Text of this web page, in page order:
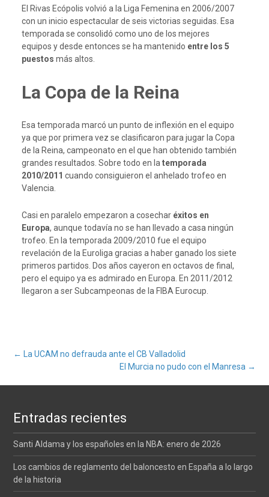
El Rivas Ecópolis volvió a la Liga Femenina en 2006/2007
con un inicio espectacular de seis victorias seguidas. Esa
temporada se consolidó como uno de los mejores
equipos y desde entonces se ha mantenido entre los 5
puestos más altos.
La Copa de la Reina
Esa temporada marcó un punto de inflexión en el equipo
ya que por primera vez se clasificaron para jugar la Copa
de la Reina, campeonato en el que han obtenido también
grandes resultados. Sobre todo en latemporada
2010/2011 cuando consiguieron el anhelado trofeo en
Valencia.
Casi en paralelo empezaron a cosechar éxitos en
Europa, aunque todavía no se han llevado a casa ningún
trofeo. En la temporada 2009/2010 fue el equipo
revelación de la Euroliga gracias a haber ganado los siete
primeros partidos. Dos años cayeron en octavos de final,
pero el equipo ya es admirado en Europa. En 2011/2012
llegaron a ser Subcampeonas de la FIBA Eurocup.
Navegación
entradas
← La UCAM no defrauda ante el CB Valladolid
El Murcia no pudo con el Manresa →
Entradas recientes
Santi Aldama y los españoles en la NBA: enero de 2026
Los cambios de reglamento del baloncesto en España a lo largo
de la historia